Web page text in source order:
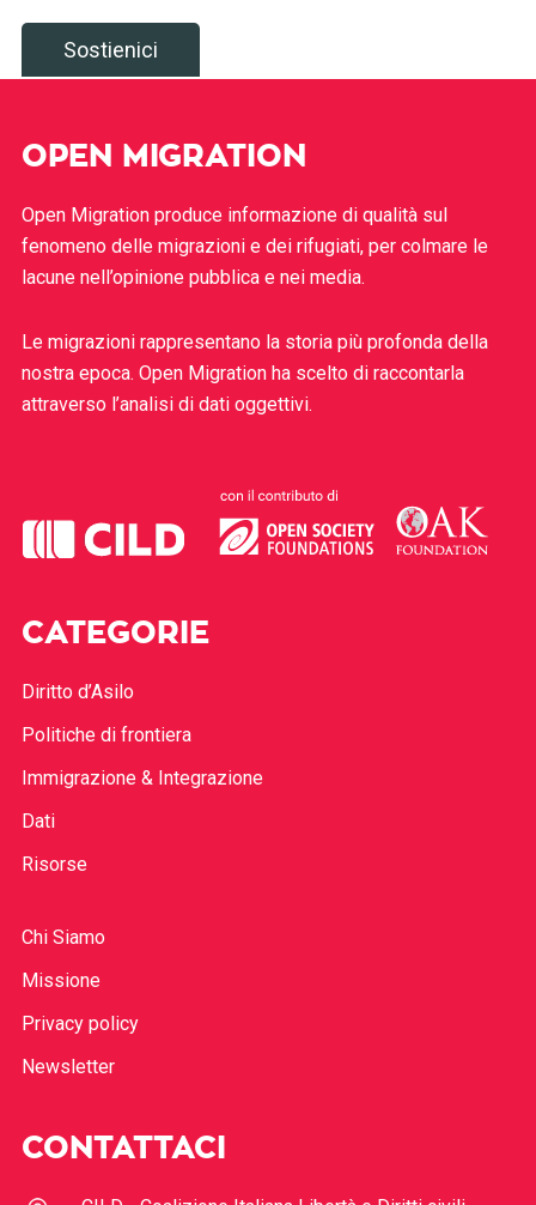
Sostienici
OPEN MIGRATION
Open Migration produce informazione di qualità sul
fenomeno delle migrazioni e dei rifugiati, per colmare le
lacune nell’opinione pubblica e nei media.
Le migrazioni rappresentano la storia più profonda della
nostra epoca. Open Migration ha scelto di raccontarla
attraverso l’analisi di dati oggettivi.
CATEGORIE
Diritto d’Asilo
Politiche di frontiera
Immigrazione & Integrazione
Dati
Risorse
Chi Siamo
Missione
Privacy policy
Newsletter
CONTATTACI